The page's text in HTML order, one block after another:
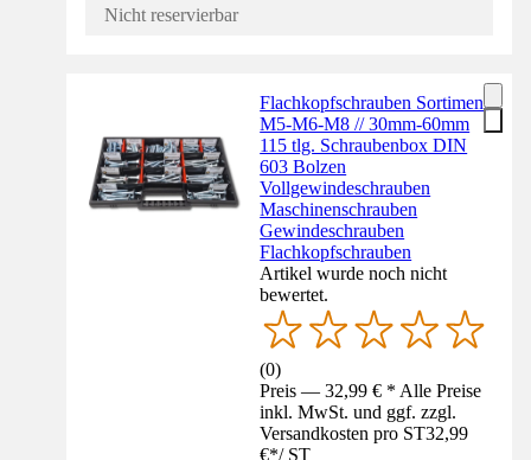
Nicht reservierbar
Flachkopfschrauben Sortiment
M5-M6-M8 // 30mm-60mm
115 tlg. Schraubenbox DIN
603 Bolzen
Vollgewindeschrauben
Maschinenschrauben
Gewindeschrauben
Flachkopfschrauben
Artikel wurde noch nicht
bewertet.
(0)
Preis — 32,99 € * Alle Preise
inkl. MwSt. und ggf. zzgl.
Versandkosten pro ST32,99
€*/ ST